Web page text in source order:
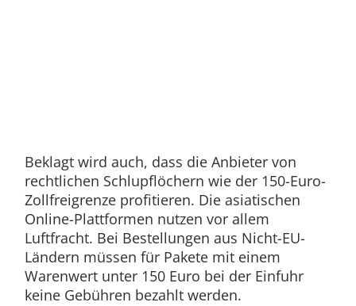
Beklagt wird auch, dass die Anbieter von
rechtlichen Schlupflöchern wie der 150-Euro-
Zollfreigrenze profitieren. Die asiatischen
Online-Plattformen nutzen vor allem
Luftfracht. Bei Bestellungen aus Nicht-EU-
Ländern müssen für Pakete mit einem
Warenwert unter 150 Euro bei der Einfuhr
keine Gebühren bezahlt werden.